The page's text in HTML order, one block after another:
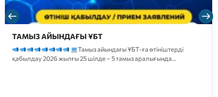
ТАМЫЗ АЙЫНДАҒЫ ҰБТ
Тамыз айындағы ҰБТ-ға өтініштерді
қабылдау 2026 жылғы 25 шілде – 5 тамыз аралығында…